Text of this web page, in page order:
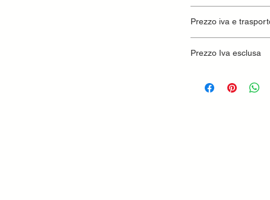
Prezzo iva e
Prezzo Iva esclusa